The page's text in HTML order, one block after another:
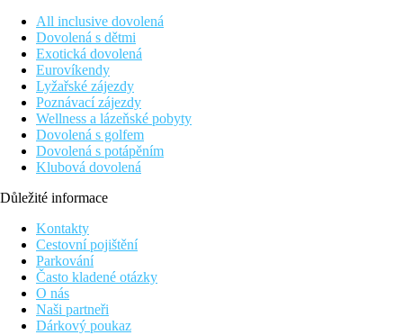
All inclusive dovolená
Dovolená s dětmi
Exotická dovolená
Eurovíkendy
Lyžařské zájezdy
Poznávací zájezdy
Wellness a lázeňské pobyty
Dovolená s golfem
Dovolená s potápěním
Klubová dovolená
Důležité informace
Kontakty
Cestovní pojištění
Parkování
Často kladené otázky
O nás
Naši partneři
Dárkový poukaz